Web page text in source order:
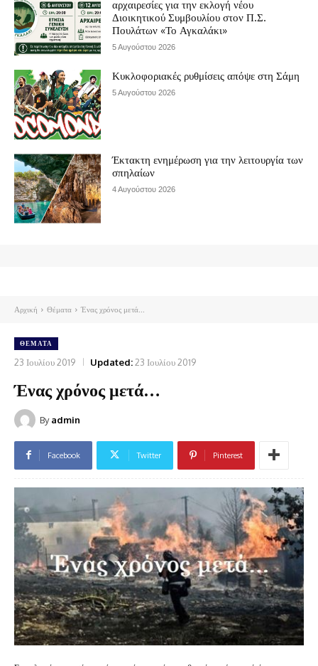
αρχαιρεσίες για την εκλογή νέου
Διοικητικού Συμβουλίου στον Π.Σ.
Πουλάτων «Το Αγκαλάκι»
5 Αυγούστου 2026
Κυκλοφοριακές ρυθμίσεις απόψε στη Σάμη
5 Αυγούστου 2026
Έκτακτη ενημέρωση για την λειτουργία των
σπηλαίων
4 Αυγούστου 2026